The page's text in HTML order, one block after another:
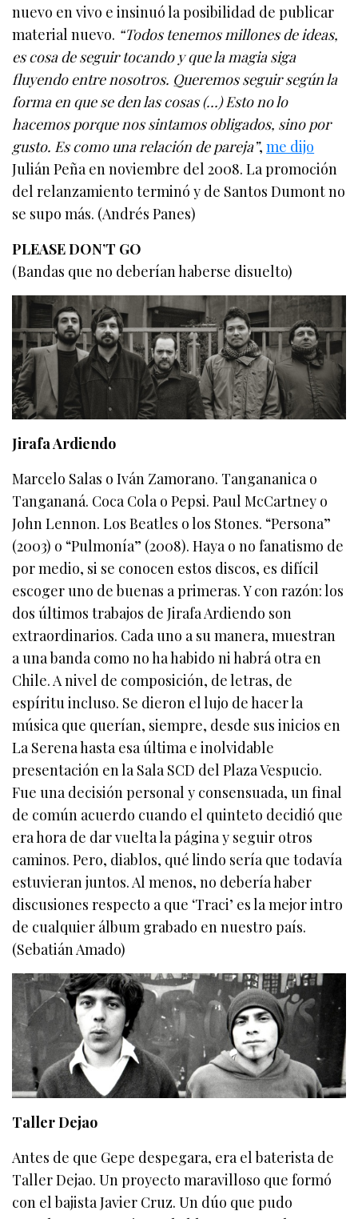
nuevo en vivo e insinuó la posibilidad de publicar
material nuevo. “Todos tenemos millones de ideas,
es cosa de seguir tocando y que la magia siga
fluyendo entre nosotros. Queremos seguir según la
forma en que se den las cosas (…) Esto no lo
hacemos porque nos sintamos obligados, sino por
gusto. Es como una relación de pareja”,me dijo
Julián Peña en noviembre del 2008. La promoción
del relanzamiento terminó y de Santos Dumont no
se supo más. (Andrés Panes)
PLEASE DON’T GO
(Bandas que no deberían haberse disuelto)
Jirafa Ardiendo
Marcelo Salas o Iván Zamorano. Tangananica o
Tangananá. Coca Cola o Pepsi. Paul McCartney o
John Lennon. Los Beatles o los Stones. “Persona”
(2003) o “Pulmonía” (2008). Haya o no fanatismo de
por medio, si se conocen estos discos, es difícil
escoger uno de buenas a primeras. Y con razón: los
dos últimos trabajos de Jirafa Ardiendo son
extraordinarios. Cada uno a su manera, muestran
a una banda como no ha habido ni habrá otra en
Chile. A nivel de composición, de letras, de
espíritu incluso. Se dieron el lujo de hacer la
música que querían, siempre, desde sus inicios en
La Serena hasta esa última e inolvidable
presentación en la Sala SCD del Plaza Vespucio.
Fue una decisión personal y consensuada, un final
de común acuerdo cuando el quinteto decidió que
era hora de dar vuelta la página y seguir otros
caminos. Pero, diablos, qué lindo sería que todavía
estuvieran juntos. Al menos, no debería haber
discusiones respecto a que ‘Traci’ es la mejor intro
de cualquier álbum grabado en nuestro país.
(Sebatián Amado)
Taller Dejao
Antes de que Gepe despegara, era el baterista de
Taller Dejao. Un proyecto maravilloso que formó
con el bajista Javier Cruz. Un dúo que pudo